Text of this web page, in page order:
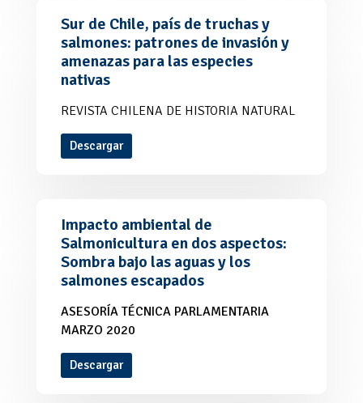
Sur de Chile, país de truchas y
salmones: patrones de invasión y
amenazas para las especies
nativas
REVISTA CHILENA DE HISTORIA NATURAL
Descargar
Impacto ambiental de
Salmonicultura en dos aspectos:
Sombra bajo las aguas y los
salmones escapados
ASESORÍA TÉCNICA PARLAMENTARIA
MARZO 2020
Descargar